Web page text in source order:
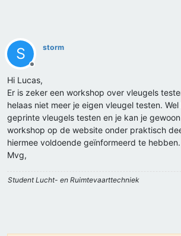
S
Offline
storm
Hi Lucas,
Er is zeker een workshop over vleugels
helaas niet meer je eigen vleugel testen.
geprinte vleugels testen en je kan je
workshop op de website onder praktisch
hiermee voldoende geïnformeerd te hebben.
Mvg,
Student Lucht- en Ruimtevaarttechniek